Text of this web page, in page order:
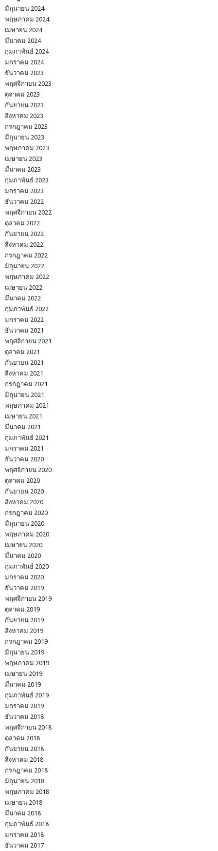
มิถุนายน 2024
พฤษภาคม 2024
เมษายน 2024
มีนาคม 2024
กุมภาพันธ์ 2024
มกราคม 2024
ธันวาคม 2023
พฤศจิกายน 2023
ตุลาคม 2023
กันยายน 2023
สิงหาคม 2023
กรกฎาคม 2023
มิถุนายน 2023
พฤษภาคม 2023
เมษายน 2023
มีนาคม 2023
กุมภาพันธ์ 2023
มกราคม 2023
ธันวาคม 2022
พฤศจิกายน 2022
ตุลาคม 2022
กันยายน 2022
สิงหาคม 2022
กรกฎาคม 2022
มิถุนายน 2022
พฤษภาคม 2022
เมษายน 2022
มีนาคม 2022
กุมภาพันธ์ 2022
มกราคม 2022
ธันวาคม 2021
พฤศจิกายน 2021
ตุลาคม 2021
กันยายน 2021
สิงหาคม 2021
กรกฎาคม 2021
มิถุนายน 2021
พฤษภาคม 2021
เมษายน 2021
มีนาคม 2021
กุมภาพันธ์ 2021
มกราคม 2021
ธันวาคม 2020
พฤศจิกายน 2020
ตุลาคม 2020
กันยายน 2020
สิงหาคม 2020
กรกฎาคม 2020
มิถุนายน 2020
พฤษภาคม 2020
เมษายน 2020
มีนาคม 2020
กุมภาพันธ์ 2020
มกราคม 2020
ธันวาคม 2019
พฤศจิกายน 2019
ตุลาคม 2019
กันยายน 2019
สิงหาคม 2019
กรกฎาคม 2019
มิถุนายน 2019
พฤษภาคม 2019
เมษายน 2019
มีนาคม 2019
กุมภาพันธ์ 2019
มกราคม 2019
ธันวาคม 2018
พฤศจิกายน 2018
ตุลาคม 2018
กันยายน 2018
สิงหาคม 2018
กรกฎาคม 2018
มิถุนายน 2018
พฤษภาคม 2018
เมษายน 2018
มีนาคม 2018
กุมภาพันธ์ 2018
มกราคม 2018
ธันวาคม 2017